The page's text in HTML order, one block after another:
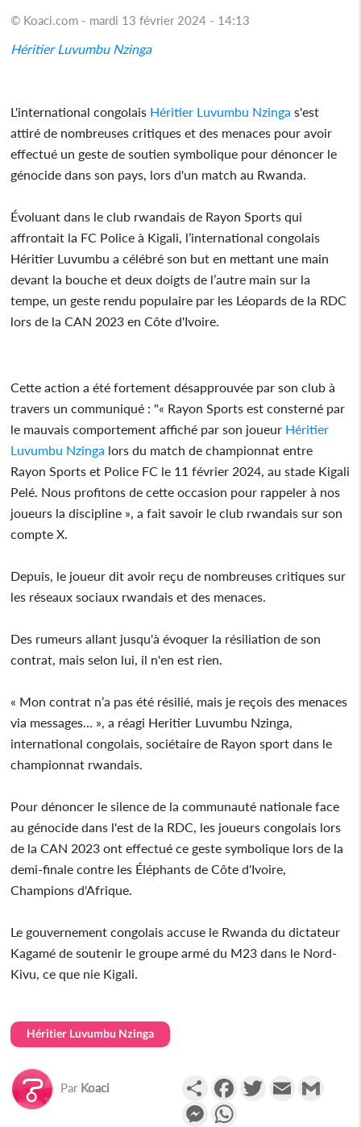
© Koaci.com - mardi 13 février 2024 - 14:13
Héritier Luvumbu Nzinga
L'international congolais Héritier Luvumbu Nzinga s'est
attiré de nombreuses critiques et des menaces pour avoir
effectué un geste de soutien symbolique pour dénoncer le
génocide dans son pays, lors d'un match au Rwanda.
Évoluant dans le club rwandais de Rayon Sports qui
affrontait la FC Police à Kigali, l’international congolais
Héritier Luvumbu a célébré son but en mettant une main
devant la bouche et deux doigts de l’autre main sur la
tempe, un geste rendu populaire par les Léopards de la RDC
lors de la CAN 2023 en Côte d'Ivoire.
Cette action a été fortement désapprouvée par son club à
travers un communiqué : "« Rayon Sports est consterné par
le mauvais comportement affiché par son joueur Héritier
Luvumbu Nzinga lors du match de championnat entre
Rayon Sports et Police FC le 11 février 2024, au stade Kigali
Pelé. Nous profitons de cette occasion pour rappeler à nos
joueurs la discipline », a fait savoir le club rwandais sur son
compte X.
Depuis, le joueur dit avoir reçu de nombreuses critiques sur
les réseaux sociaux rwandais et des menaces.
Des rumeurs allant jusqu'à évoquer la résiliation de son
contrat, mais selon lui, il n'en est rien.
« Mon contrat n’a pas été résilié, mais je reçois des menaces
via messages… », a réagi Heritier Luvumbu Nzinga,
international congolais, sociétaire de Rayon sport dans le
championnat rwandais.
Pour dénoncer le silence de la communauté nationale face
au génocide dans l'est de la RDC, les joueurs congolais lors
de la CAN 2023 ont effectué ce geste symbolique lors de la
demi-finale contre les Éléphants de Côte d'Ivoire,
Champions d'Afrique.
Le gouvernement congolais accuse le Rwanda du dictateur
Kagamé de soutenir le groupe armé du M23 dans le Nord-
Kivu, ce que nie Kigali.
Héritier Luvumbu Nzinga
Par Koaci PartagerFacebookTwitterEmail
Messenger